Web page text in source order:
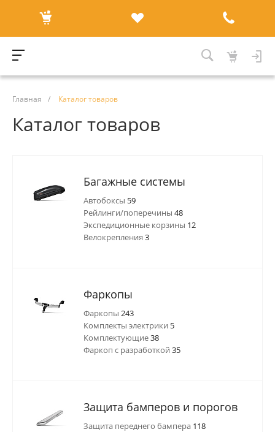
Главная / Каталог товаров
Каталог товаров
Багажные системы
Автобоксы 59
Рейлинги/поперечины 48
Экспедиционные корзины 12
Велокрепления 3
Фаркопы
Фаркопы 243
Комплекты электрики 5
Комплектующие38
Фаркоп с разработкой 35
Защита бамперов и порогов
Защита переднего бампера 118